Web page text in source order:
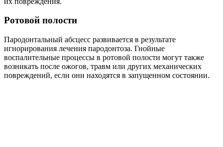
Ротовой полости
Пародонтальный абсцесс развивается в результате
игнорирования лечения пародонтоза. Гнойные
воспалительные процессы в ротовой полости могут также
возникать после ожогов, травм или других механических
повреждений, если они находятся в запущенном состоянии.